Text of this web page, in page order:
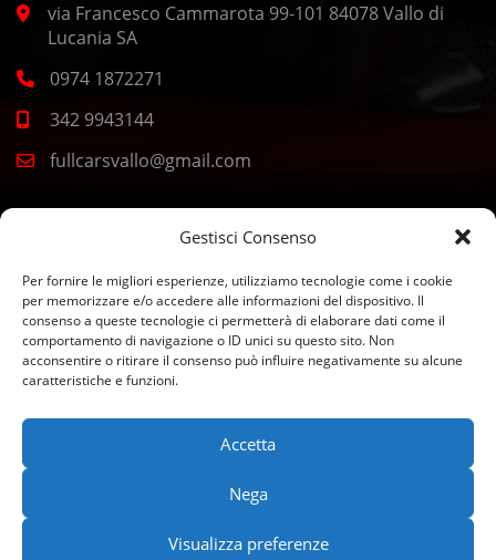
Gestisci Consenso
Per fornire le migliori esperienze, utilizziamo tecnologie come i cookie
per memorizzare e/o accedere alle informazioni del dispositivo. Il
consenso a queste tecnologie ci permetterà di elaborare dati come il
comportamento di navigazione o ID unici su questo sito. Non
acconsentire o ritirare il consenso può influire negativamente su alcune
caratteristiche e funzioni.
Accetta
Nega
Visualizza preferenze
via Francesco Cammarota 99-101 84078 Vallo di
Lucania SA
0974 1872271
342 9943144
fullcarsvallo@gmail.com
Corso Europa 2, 84040 Casal Velino SA
0974 277049
392 4443400
©Copyright 2026 Full Cars s.r.l. P. IVA 06544011213 REA NA